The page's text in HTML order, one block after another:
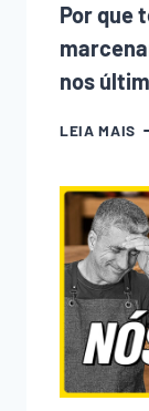
Por que
nos
LEIA MAIS
O